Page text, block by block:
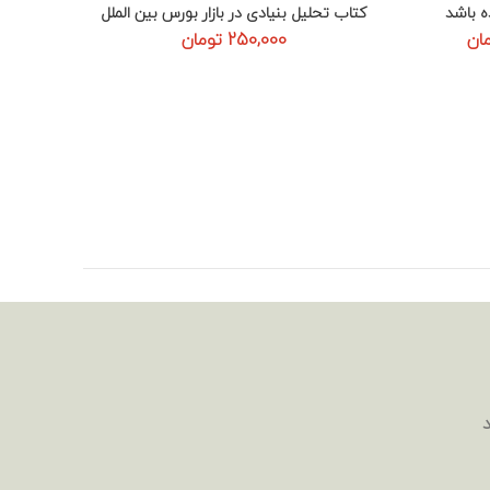
باشد
قیمت
افزودن به سبد خرید
کتاب تحلیل بنیادی در بازار بورس بین الملل
250,000 تومان